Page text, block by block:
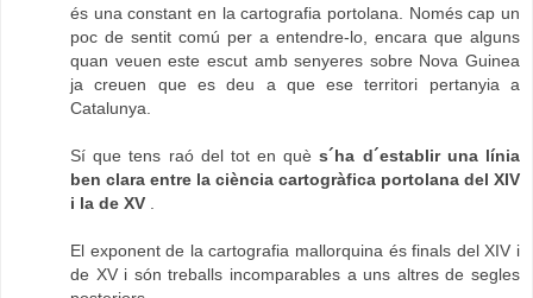
és una constant en la cartografia portolana. Només cap un
poc de sentit comú per a entendre-lo, encara que alguns
quan veuen este escut amb senyeres sobre Nova Guinea
ja creuen que es deu a que ese territori pertanyia a
Catalunya.
Sí que tens raó del tot en quès´ha d´establir una línia
ben clara entre la ciència cartogràfica portolana del XIV
i la de XV
El exponent de la cartografia mallorquina és finals del XIV i
de XV i són treballs incomparables a uns altres de segles